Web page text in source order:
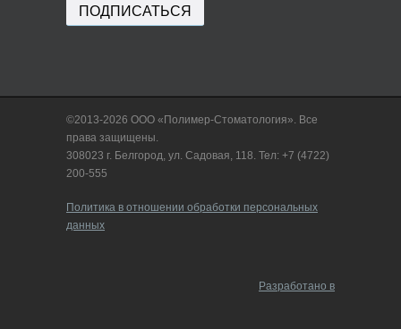
©2013-2026 ООО «Полимер-Стоматология». Все
права защищены.
308023 г. Белгород, ул. Садовая, 118. Тел: +7 (4722)
200-555
Политика в отношении обработки персональных
данных
Разработано в